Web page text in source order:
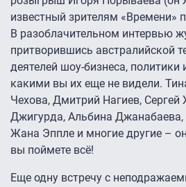
известный зрителям
В разоблачительном интервью
притворившись австралийской
деятелей шоу-бизнеса, политики
какими вы их еще не видели.
Чехова, Дмитрий Нагиев, Сергей
Джигурда, Альбина Джанабаева,
Жана Эппле и многие другие –
вы поймете всё!
Еще одну встречу с